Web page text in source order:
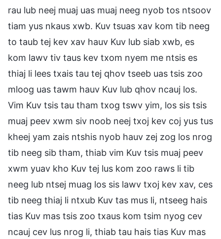
rau lub neej muaj uas muaj neeg nyob tos ntsoov
tiam yus nkaus xwb. Kuv tsuas xav kom tib neeg
to taub tej kev xav hauv Kuv lub siab xwb, es
kom lawv tiv taus kev txom nyem me ntsis es
thiaj li lees txais tau tej qhov tseeb uas tsis zoo
mloog uas tawm hauv Kuv lub qhov ncauj los.
Vim Kuv tsis tau tham txog tswv yim, los sis tsis
muaj peev xwm siv noob neej txoj kev coj yus tus
kheej yam zais ntshis nyob hauv zej zog los nrog
tib neeg sib tham, thiab vim Kuv tsis muaj peev
xwm yuav kho Kuv tej lus kom zoo raws li tib
neeg lub ntsej muag los sis lawv txoj kev xav, ces
tib neeg thiaj li ntxub Kuv tas mus li, ntseeg hais
tias Kuv mas tsis zoo txaus kom tsim nyog cev
ncauj cev lus nrog li, thiab tau hais tias Kuv mas